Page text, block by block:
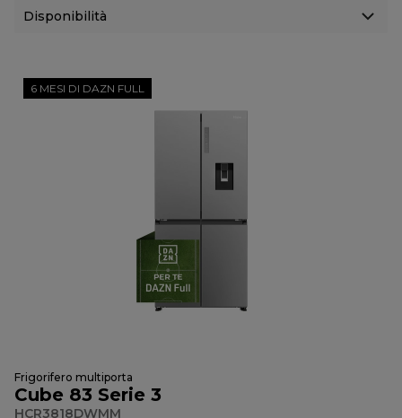
6 MESI DI DAZN FULL
Frigorifero multiporta
Cube 83 Serie 3
HCR3818DWMM